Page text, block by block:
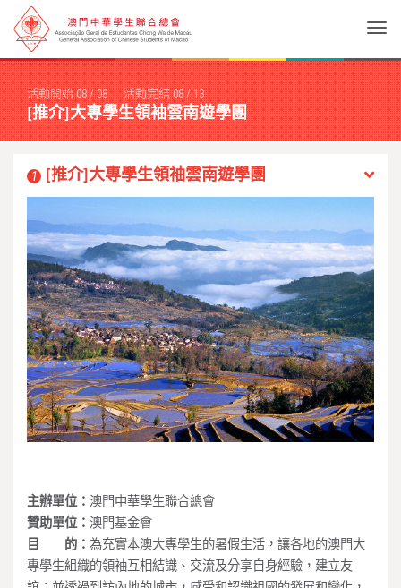
活動開始 08/08 活動完結 08/13
[推介]大專學生領袖雲南遊學團
1 [推介]大專學生領袖雲南遊學團
主辦單位： 澳門中華學生聯合總會
贊助單位： 澳門基金會
目 的： 為充實本澳大專學生的暑假生活，讓各地的澳門大
專學生組織的領袖互相結識、交流及分享自身經驗，建立友